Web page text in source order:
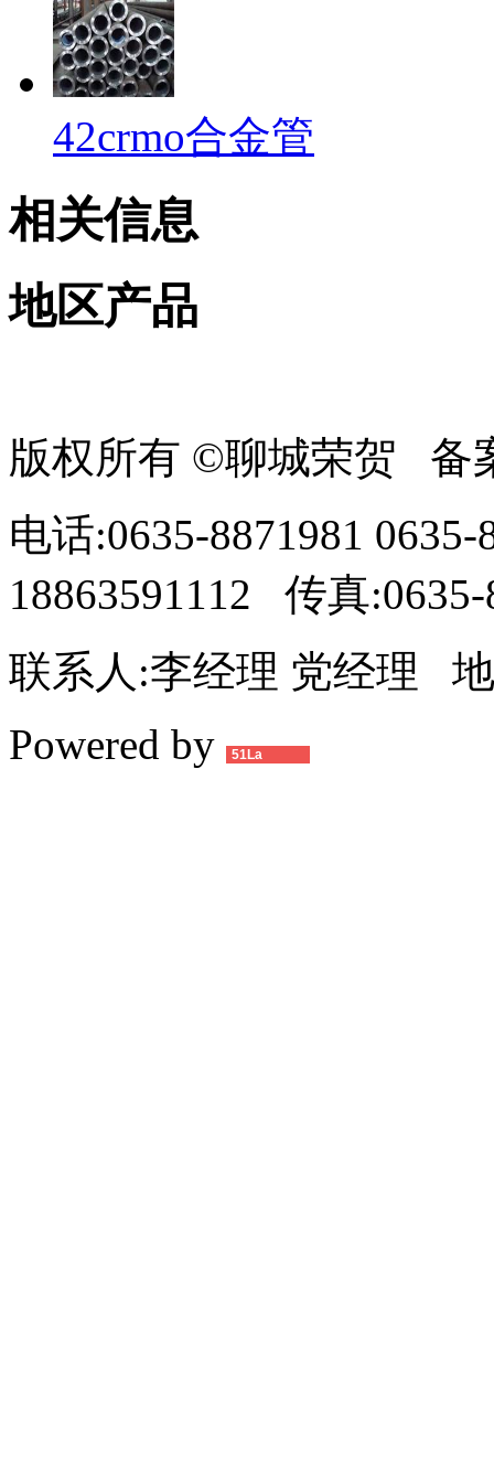
42crmo合金管
相关信息
地区产品
版权所有 ©聊城荣贺 备
电话:0635-8871981
18863591112 传真:0635-
联系人:李经理 党经理
Powered by
51La